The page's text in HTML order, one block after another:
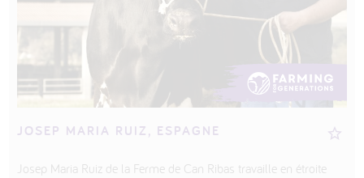
JOSEP MARIA RUIZ, ESPAGNE
Josep Maria Ruiz de la Ferme de Can Ribas travaille en étroite